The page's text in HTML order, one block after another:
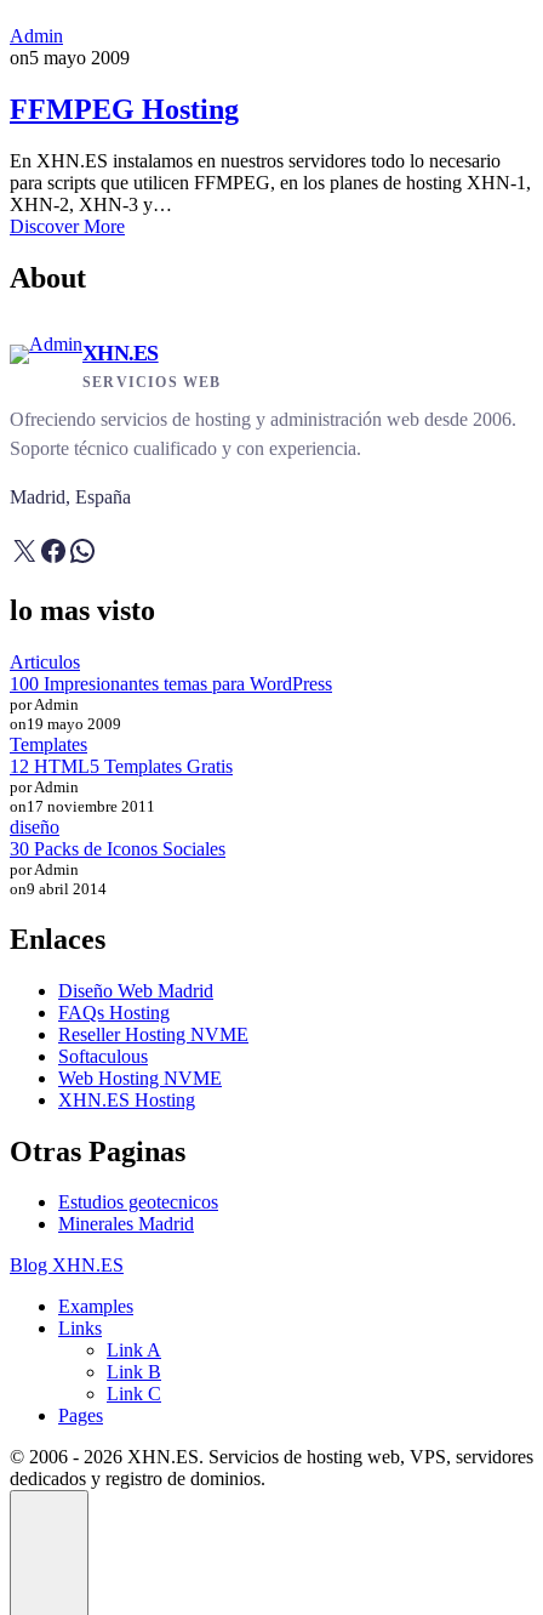
Admin
on5 mayo 2009
FFMPEG Hosting
En XHN.ES instalamos en nuestros servidores todo lo necesario
para scripts que utilicen FFMPEG, en los planes de hosting XHN-1,
XHN-2, XHN-3 y…
Discover More
About
XHN.ES
SERVICIOS WEB
Ofreciendo servicios de hosting y administración web desde 2006.
Soporte técnico cualificado y con experiencia.
Madrid, España
X Facebook
WhatsApp
lo mas visto
Articulos
100 Impresionantes temas para WordPress
por Admin
on19 mayo 2009
Templates
12 HTML5 Templates Gratis
por Admin
on17 noviembre 2011
diseño
30 Packs de Iconos Sociales
por Admin
on9 abril 2014
Enlaces
Diseño Web Madrid
FAQs Hosting
Reseller Hosting NVME
Softaculous
Web Hosting NVME
XHN.ES Hosting
Otras Paginas
Estudios geotecnicos
Minerales Madrid
Blog XHN.ES
Examples
Links
Link A
Link B
Link C
Pages
© 2006 - 2026 XHN.ES. Servicios de hosting web, VPS, servidores
dedicados y registro de dominios.